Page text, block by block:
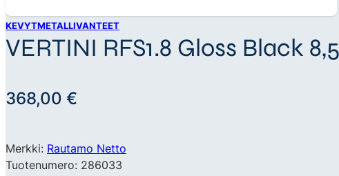
KEVYTMETALLIVANTEET
VERTINI RFS1.8 Gloss Black
368,00 €
Merkki: Rautamo Netto
Tuotenumero: 286033